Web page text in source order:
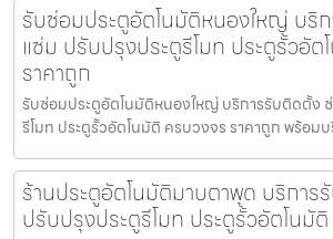
รับซ่อมประตูอัตโนมัติหนองใหญ่ บริ
แซ่ม ปรับปรุงประตูรีโมท ประตูรั้วอั
ราคาถูก
รับซ่อมประตูอัตโนมัติหนองใหญ่ บริการรับติดตั้ง
รีโมท ประตูรั้วอัตโนมัติ ครบวงจร ราคาถูก พร้อมบ
ร้านประตูอัตโนมัติมาบตาพุด บริกา
ปรับปรุงประตูรีโมท ประตูรั้วอัตโนมั